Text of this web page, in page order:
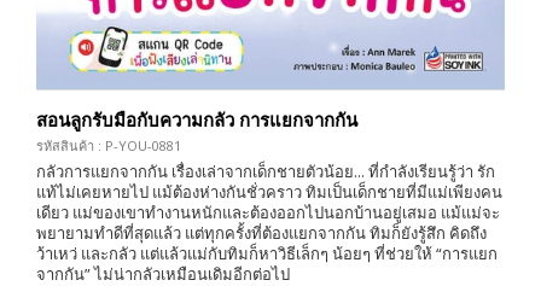
สอนลูกรับมือกับความกลัว การแยกจากกัน
รหัสสินค้า : P-YOU-0881
กลัวการแยกจากกัน เรื่องเล่าจากเด็กชายตัวน้อย... ที่กำลังเรียนรู้ว่า รัก
แท้ไม่เคยหายไป แม้ต้องห่างกันชั่วคราว ทิมเป็นเด็กชายที่มีแม่เพียงคน
เดียว แม่ของเขาทำงานหนักและต้องออกไปนอกบ้านอยู่เสมอ แม้แม่จะ
พยายามทำดีที่สุดแล้ว แต่ทุกครั้งที่ต้องแยกจากกัน ทิมก็ยังรู้สึก คิดถึง
ว้าเหว่ และกลัว แต่แล้วแม่กับทิมก็หาวิธีเล็กๆ น้อยๆ ที่ช่วยให้ “การแยก
จากกัน” ไม่น่ากลัวเหมือนเดิมอีกต่อไป